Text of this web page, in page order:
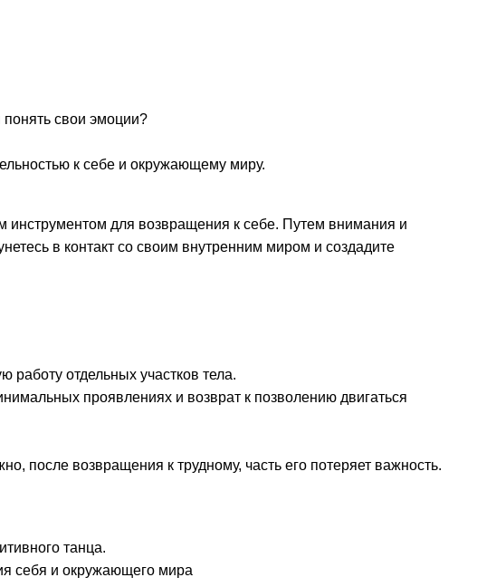
свои эмоции?
к себе и окружающему миру.
для возвращения к себе. Путем внимания и
в контакт со своим внутренним миром и создадите
работу отдельных участков тела.
проявлениях и возврат к позволению двигаться
после возвращения к трудному, часть его потеряет важность.
танца.
себя и окружающего мира